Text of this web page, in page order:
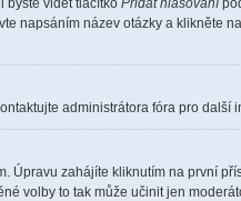
byste vidět tlačítko Přidat hlasování
napsáním název otázky a klikněte na
administrátora fóra pro další
zahájíte kliknutím na první
volby to tak může učinit jen